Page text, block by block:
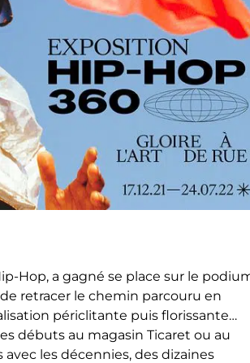
Hop, a gagné se place sur le
retracer le chemin parcouru en
périclitante puis florissante…
débuts au magasin Ticaret ou au
avec les décennies, des dizaines